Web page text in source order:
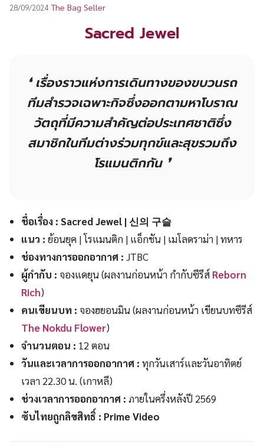
28/09/2024 The Bag Seller
Sacred Jewel
❛ เรื่องราวแห่งการเดินทางของขบวนรถ
ทีมสำรวจเฉพาะกิจซึ่งออกตามหาโบราณ
วัตถุที่มีความสำคัญต่อประเทศชาติซึ่ง
สมาชิกในทีมต่างร่วมทุกข์และสุขรวมถึง
โรแมนติกกัน ❜
ชื่อเรื่อง : Sacred Jewel | 신의 구슬
แนว : ย้อนยุค | โรแมนติก | แอ็กชัน | เมโลดราม่า | ทหาร
ช่องทางการออกอากาศ : JTBC
ผู้กำกับ : จองแดยุน (ผลงานก่อนหน้า กำกับซีรีส์ Reborn
Rich)
คนเขียนบท : จองฮยอนมิน (ผลงานก่อนหน้า เขียนบทซีรีส์
The Nokdu Flower)
จำนวนตอน : 12 ตอน
วันและเวลาการออกอากาศ : ทุกวันเสาร์และวันอาทิตย์
เวลา 22.30 น. (เกาหลี)
ช่วงเวลาการออกอากาศ : ภายในครึ่งหลังปี 2569
ซับไทยถูกลิขสิทธิ์ : Prime Video